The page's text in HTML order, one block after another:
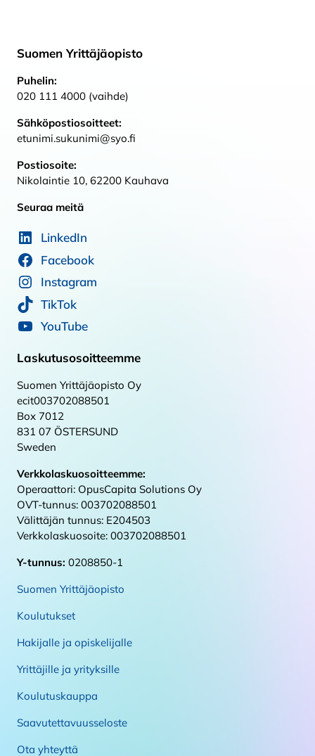
Suomen Yrittäjäopisto
Puhelin:
020 111 4000 (vaihde)
Sähköpostiosoitteet:
etunimi.sukunimi@syo.fi
Postiosoite:
Nikolaintie 10, 62200 Kauhava
Seuraa meitä
LinkedIn
Facebook
Instagram
TikTok
YouTube
Laskutusosoitteemme
Suomen Yrittäjäopisto Oy
ecit003702088501
Box 7012
831 07 ÖSTERSUND
Sweden
Verkkolaskuosoitteemme:
Operaattori: OpusCapita Solutions Oy
OVT-tunnus: 003702088501
Välittäjän tunnus: E204503
Verkkolaskuosoite: 003702088501
Y-tunnus: 0208850-1
Suomen Yrittäjäopisto
Koulutukset
Hakijalle ja opiskelijalle
Yrittäjille ja yrityksille
Koulutuskauppa
Saavutettavuusseloste
Ota yhteyttä